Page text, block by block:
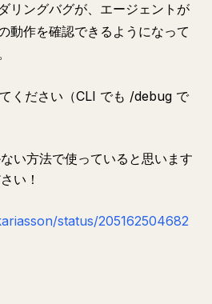
リングバグが、エージェントが
動作を確認できるようになって
ください（CLI でも /debug で
い方法で使っていると思います
い！
status/205162504682